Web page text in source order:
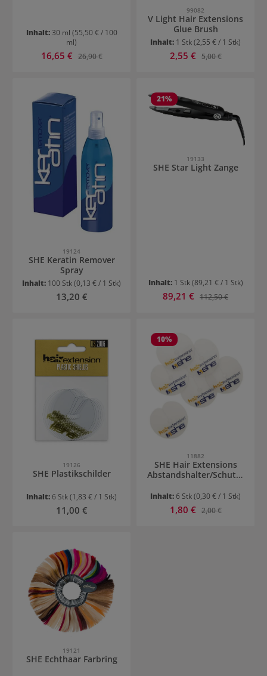
Inhalt: 30 ml (55,50 € / 100
ml)
Verkaufspreis:
16,65 € Regulärer Preis:
26,90 €
99082
V Light Hair Extensions
Glue Brush
Inhalt: 1 Stk(2,55 € / 1 Stk)
Verkaufspreis:
2,55 € Regulärer Preis:
5,00 €
19124
SHE Keratin Remover
Spray
Inhalt: 100 Stk(0,13 € / 1 Stk)
Regulärer Preis:
13,20 €
21%
19133
SHE Star Light Zange
Inhalt: 1 Stk(89,21 € / 1 Stk)
Verkaufspreis:
89,21 € Regulärer Preis:
112,50 €
19126
SHE Plastikschilder
Inhalt: 6 Stk(1,83 € / 1 Stk)
Regulärer Preis:
11,00 €
10%
11882
SHE Hair Extensions
Abstandshalter/Schutzs
Inhalt: 6 Stk(0,30 € / 1 Stk)
Verkaufspreis:
1,80 € Regulärer Preis:
2,00 €
19121
SHE Echthaar Farbring